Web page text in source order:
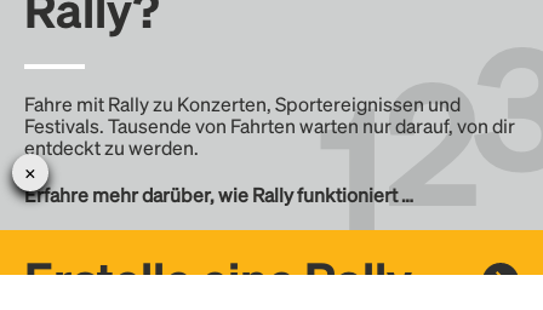
Fahre mit Rally zu Konzerten, Sportereignissen und
Festivals. Tausende von Fahrten warten nur darauf, von dir
entdeckt zu werden.
Erfahre mehr darüber, wie Rally funktioniert …
Erstelle eine Rally